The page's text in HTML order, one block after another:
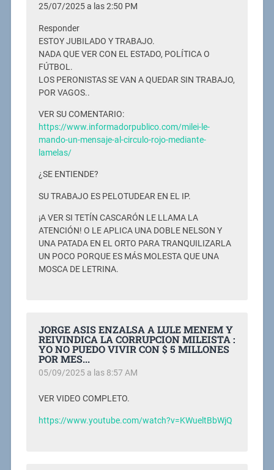
25/07/2025 a las 2:50 PM
Responder
ESTOY JUBILADO Y TRABAJO.
NADA QUE VER CON EL ESTADO, POLÍTICA O
FÚTBOL.
LOS PERONISTAS SE VAN A QUEDAR SIN TRABAJO,
POR VAGOS..
VER SU COMENTARIO:
https://www.informadorpublico.com/milei-le-
mando-un-mensaje-al-circulo-rojo-mediante-
lamelas/
¿SE ENTIENDE?
SU TRABAJO ES PELOTUDEAR EN EL IP.
¡A VER SI TETÍN CASCARÓN LE LLAMA LA
ATENCIÓN! O LE APLICA UNA DOBLE NELSON Y
UNA PATADA EN EL ORTO PARA TRANQUILIZARLA
UN POCO PORQUE ES MÁS MOLESTA QUE UNA
MOSCA DE LETRINA.
JORGE ASIS ENZALSA A LULE MENEM Y
REIVINDICA LA CORRUPCION MILEISTA :
YO NO PUEDO VIVIR CON $ 5 MILLONES
POR MES...
05/09/2025 a las 8:57 AM
VER VIDEO COMPLETO.
https://www.youtube.com/watch?v=KWueltBbWjQ